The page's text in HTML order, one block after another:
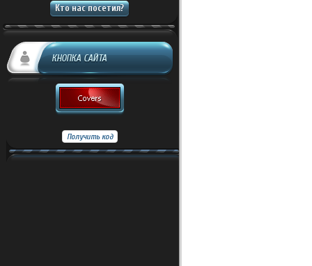
Кто нас посетил?
КНОПКА САЙТА